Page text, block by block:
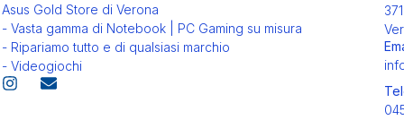
Asus Gold Store di Verona
- Vasta gamma di Notebook | PC Gaming su misura
- Ripariamo tutto e di qualsiasi marchio
- Videogiochi